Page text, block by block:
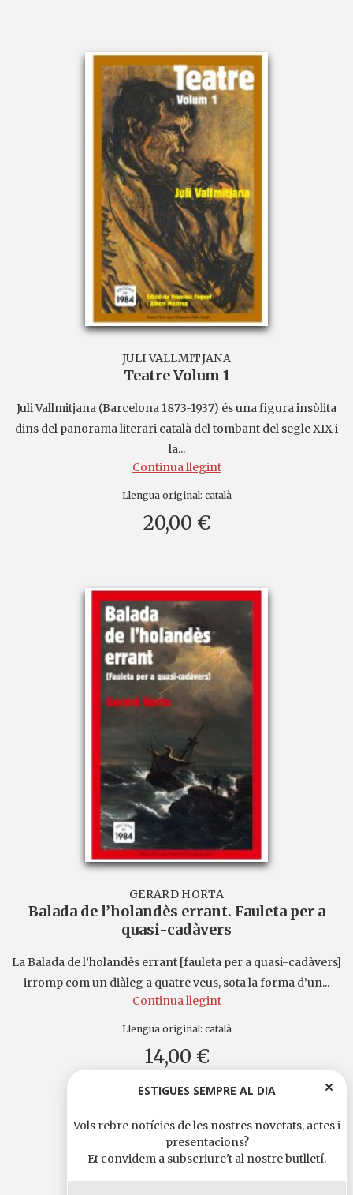
JULI VALLMITJANA
Teatre Volum 1
Juli Vallmitjana (Barcelona 1873-1937) és una figura insòlita
dins del panorama literari català del tombant del segle XIX i
la...
Continua llegint
Llengua original: català
20,00 €
GERARD HORTA
Balada de l’holandès errant. Fauleta per a
quasi-cadàvers
La Balada de l’holandès errant [fauleta per a quasi-cadàvers]
irromp com un diàleg a quatre veus, sota la forma d’un...
Continua llegint
Llengua original: català
14,00 €
ESTIGUES SEMPRE AL DIA
Vols rebre notícies de les nostres novetats, actes i
presentacions?
Et convidem a subscriure't al nostre butlletí.